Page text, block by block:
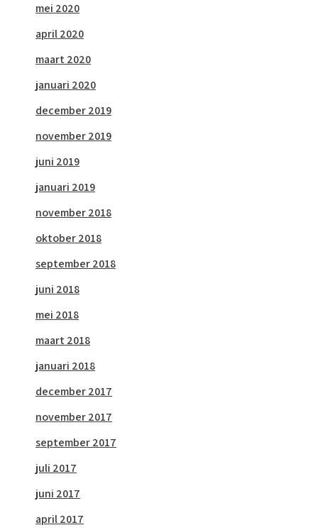
mei 2020
april 2020
maart 2020
januari 2020
december 2019
november 2019
juni 2019
januari 2019
november 2018
oktober 2018
september 2018
juni 2018
mei 2018
maart 2018
januari 2018
december 2017
november 2017
september 2017
juli 2017
juni 2017
april 2017